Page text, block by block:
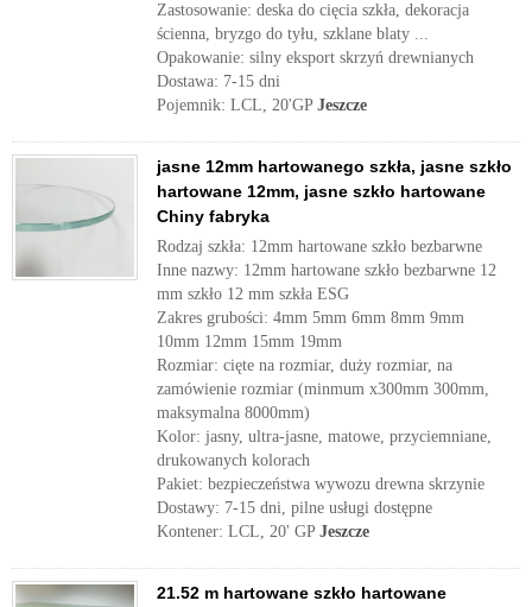
Zastosowanie: deska do cięcia szkła, dekoracja
ścienna, bryzgo do tyłu, szklane blaty ...
Opakowanie: silny eksport skrzyń drewnianych
Dostawa: 7-15 dni
Pojemnik: LCL, 20'GP Jeszcze
jasne 12mm hartowanego szkła, jasne szkło
hartowane 12mm, jasne szkło hartowane
Chiny fabryka
Rodzaj szkła: 12mm hartowane szkło bezbarwne
Inne nazwy: 12mm hartowane szkło bezbarwne 12
mm szkło 12 mm szkła ESG
Zakres grubości: 4mm 5mm 6mm 8mm 9mm
10mm 12mm 15mm 19mm
Rozmiar: cięte na rozmiar, duży rozmiar, na
zamówienie rozmiar (minmum x300mm 300mm,
maksymalna 8000mm)
Kolor: jasny, ultra-jasne, matowe, przyciemniane,
drukowanych kolorach
Pakiet: bezpieczeństwa wywozu drewna skrzynie
Dostawy: 7-15 dni, pilne usługi dostępne
Kontener: LCL, 20' GP Jeszcze
21.52 m hartowane szkło hartowane